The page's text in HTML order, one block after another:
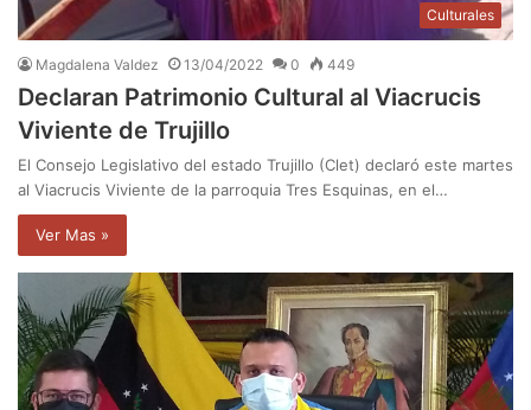
Culturales
Magdalena Valdez 13/04/2022 0 449
Declaran Patrimonio Cultural al Viacrucis
Viviente de Trujillo
El Consejo Legislativo del estado Trujillo (Clet) declaró este martes
al Viacrucis Viviente de la parroquia Tres Esquinas, en el…
Ver Mas »